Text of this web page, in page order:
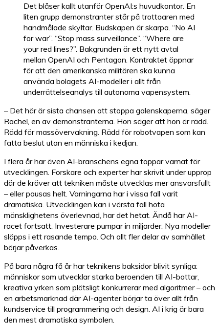
Det blåser kallt utanför OpenAI:s huvudkontor. En
liten grupp demonstranter står på trottoaren med
handmålade skyltar. Budskapen är skarpa. “No AI
for war”. “Stop mass surveillance”. “Where are
your red lines?”. Bakgrunden är ett nytt avtal
mellan OpenAI och Pentagon. Kontraktet öppnar
för att den amerikanska militären ska kunna
använda bolagets AI-modeller i allt från
underrättelseanalys till autonoma vapensystem.
– Det här är sista chansen att stoppa galenskaperna, säger
Rachel, en av demonstranterna. Hon säger att hon är rädd.
Rädd för massövervakning. Rädd för robotvapen som kan
fatta beslut utan en människa i kedjan.
I flera år har även AI-branschens egna toppar varnat för
utvecklingen. Forskare och experter har skrivit under upprop
där de kräver att tekniken måste utvecklas mer ansvarsfullt
– eller pausas helt. Varningarna har i vissa fall varit
dramatiska. Utvecklingen kan i värsta fall hota
mänsklighetens överlevnad, har det hetat. Ändå har AI-
racet fortsatt. Investerare pumpar in miljarder. Nya modeller
släpps i ett rasande tempo. Och allt fler delar av samhället
börjar påverkas.
På bara några få år har teknikens baksidor blivit synliga:
människor som utvecklar starka beroenden till AI-bottar,
kreativa yrken som plötsligt konkurrerar med algoritmer – och
en arbetsmarknad där AI-agenter börjar ta över allt från
kundservice till programmering och design. AI i krig är bara
den mest dramatiska symbolen.